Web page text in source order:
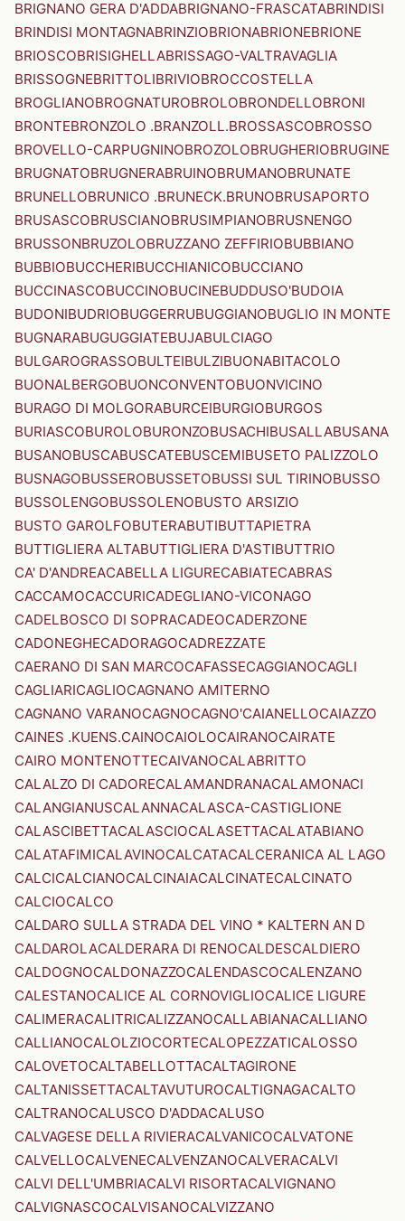
BRIGNANO GERA D'ADDABRIGNANO-FRASCATABRINDISI
BRINDISI MONTAGNABRINZIOBRIONABRIONEBRIONE
BRIOSCOBRISIGHELLABRISSAGO-VALTRAVAGLIA
BRISSOGNEBRITTOLIBRIVIOBROCCOSTELLA
BROGLIANOBROGNATUROBROLOBRONDELLOBRONI
BRONTEBRONZOLO .BRANZOLL.BROSSASCOBROSSO
BROVELLO-CARPUGNINOBROZOLOBRUGHERIOBRUGINE
BRUGNATOBRUGNERABRUINOBRUMANOBRUNATE
BRUNELLOBRUNICO .BRUNECK.BRUNOBRUSAPORTO
BRUSASCOBRUSCIANOBRUSIMPIANOBRUSNENGO
BRUSSONBRUZOLOBRUZZANO ZEFFIRIOBUBBIANO
BUBBIOBUCCHERIBUCCHIANICOBUCCIANO
BUCCINASCOBUCCINOBUCINEBUDDUSO'BUDOIA
BUDONIBUDRIOBUGGERRUBUGGIANOBUGLIO IN MONTE
BUGNARABUGUGGIATEBUJABULCIAGO
BULGAROGRASSOBULTEIBULZIBUONABITACOLO
BUONALBERGOBUONCONVENTOBUONVICINO
BURAGO DI MOLGORABURCEIBURGIOBURGOS
BURIASCOBUROLOBURONZOBUSACHIBUSALLABUSANA
BUSANOBUSCABUSCATEBUSCEMIBUSETO PALIZZOLO
BUSNAGOBUSSEROBUSSETOBUSSI SUL TIRINOBUSSO
BUSSOLENGOBUSSOLENOBUSTO ARSIZIO
BUSTO GAROLFOBUTERABUTIBUTTAPIETRA
BUTTIGLIERA ALTABUTTIGLIERA D'ASTIBUTTRIO
CA' D'ANDREACABELLA LIGURECABIATECABRAS
CACCAMOCACCURICADEGLIANO-VICONAGO
CADELBOSCO DI SOPRACADEOCADERZONE
CADONEGHECADORAGOCADREZZATE
CAERANO DI SAN MARCOCAFASSECAGGIANOCAGLI
CAGLIARICAGLIOCAGNANO AMITERNO
CAGNANO VARANOCAGNOCAGNO'CAIANELLOCAIAZZO
CAINES .KUENS.CAINOCAIOLOCAIRANOCAIRATE
CAIRO MONTENOTTECAIVANOCALABRITTO
CALALZO DI CADORECALAMANDRANACALAMONACI
CALANGIANUSCALANNACALASCA-CASTIGLIONE
CALASCIBETTACALASCIOCALASETTACALATABIANO
CALATAFIMICALAVINOCALCATACALCERANICA AL LAGO
CALCICALCIANOCALCINAIACALCINATECALCINATO
CALCIOCALCO
CALDARO SULLA STRADA DEL VINO * KALTERN AN D
CALDAROLACALDERARA DI RENOCALDESCALDIERO
CALDOGNOCALDONAZZOCALENDASCOCALENZANO
CALESTANOCALICE AL CORNOVIGLIOCALICE LIGURE
CALIMERACALITRICALIZZANOCALLABIANACALLIANO
CALLIANOCALOLZIOCORTECALOPEZZATICALOSSO
CALOVETOCALTABELLOTTACALTAGIRONE
CALTANISSETTACALTAVUTUROCALTIGNAGACALTO
CALTRANOCALUSCO D'ADDACALUSO
CALVAGESE DELLA RIVIERACALVANICOCALVATONE
CALVELLOCALVENECALVENZANOCALVERACALVI
CALVI DELL'UMBRIACALVI RISORTACALVIGNANO
CALVIGNASCOCALVISANOCALVIZZANO